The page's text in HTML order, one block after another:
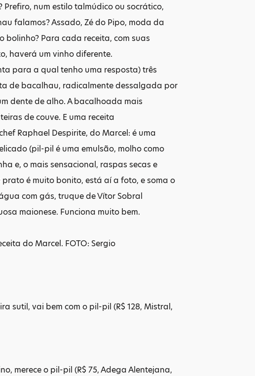
num estilo talmúdico ou socrático,
falamos? Assado, Zé do Pipo, moda da
bolinho? Para cada receita, com suas
haverá um vinho diferente.
para a qual tenho uma resposta) três
de bacalhau, radicalmente dessalgada por
dente de alho. A bacalhoada mais
de couve. E uma receita
Raphael Despirite, do Marcel: é uma
(pil-pil é uma emulsão, molho como
e, o mais sensacional, raspas secas e
é muito bonito, está aí a foto, e soma o
com gás, truque de Vítor Sobral
maionese. Funciona muito bem.
do Marcel. FOTO: Sergio
sutil, vai bem com o pil-pil (R$ 128, Mistral,
merece o pil-pil (R$ 75, Adega Alentejana,